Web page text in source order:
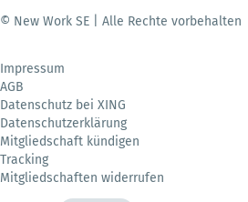
© New Work SE | Alle Rechte vorbehalten
Impressum
AGB
Datenschutz bei XING
Datenschutzerklärung
Mitgliedschaft kündigen
Tracking
Mitgliedschaften widerrufen